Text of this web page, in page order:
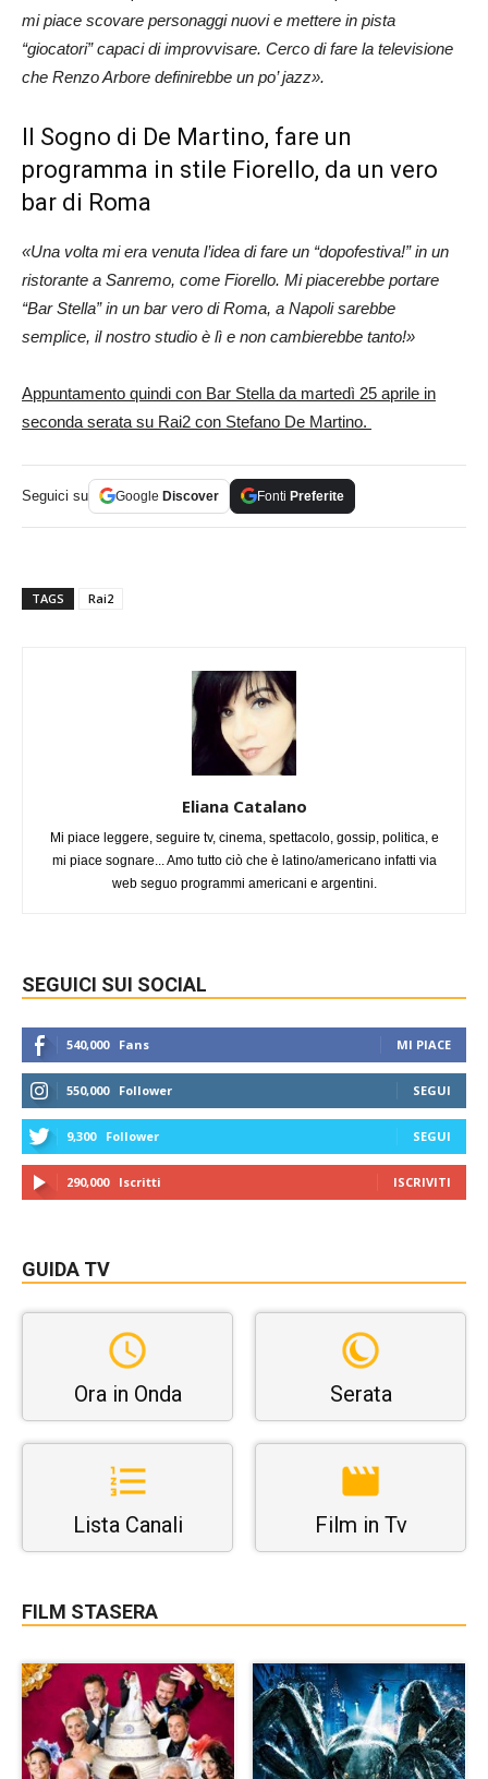
mi piace scovare personaggi nuovi e mettere in pista
“giocatori” capaci di improvvisare. Cerco di fare la televisione
che Renzo Arbore definirebbe un po’ jazz».
Il Sogno di De Martino, fare un
programma in stile Fiorello, da un vero
bar di Roma
«Una volta mi era venuta l’idea di fare un “dopofestiva!” in un
ristorante a Sanremo, come Fiorello. Mi piacerebbe portare
“Bar Stella” in un bar vero di Roma, a Napoli sarebbe
semplice, il nostro studio è lì e non cambierebbe tanto!»
Appuntamento quindi con Bar Stella da martedì 25 aprile in
seconda serata su Rai2 con Stefano De Martino.
Seguici su Google Discover Fonti Preferite
TAGS Rai2
Eliana Catalano
Mi piace leggere, seguire tv, cinema, spettacolo, gossip, politica, e
mi piace sognare... Amo tutto ciò che è latino/americano infatti via
web seguo programmi americani e argentini.
SEGUICI SUI SOCIAL
540,000 Fans MI PIACE
550,000 Follower SEGUI
9,300 Follower SEGUI
290,000 Iscritti ISCRIVITI
GUIDA TV
Ora in Onda Serata
Lista Canali Film in Tv
FILM STASERA